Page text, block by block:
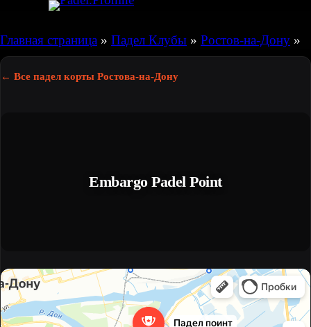
содержимому
Главная страница » Падел Клубы » Ростов-на-Дону »
← Все падел корты Ростова-на-Дону
Embargo Padel Point